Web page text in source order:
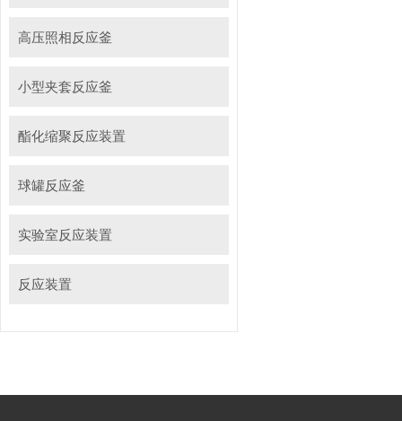
高压照相反应釜
小型夹套反应釜
酯化缩聚反应装置
球罐反应釜
实验室反应装置
反应装置